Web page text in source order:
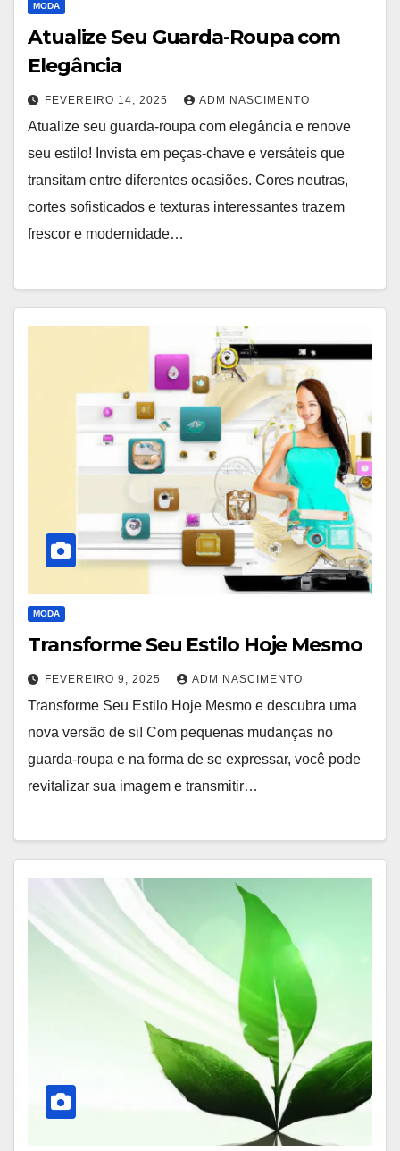
MODA
Atualize Seu Guarda-Roupa com
Elegância
FEVEREIRO 14, 2025 ADM NASCIMENTO
Atualize seu guarda-roupa com elegância e renove
seu estilo! Invista em peças-chave e versáteis que
transitam entre diferentes ocasiões. Cores neutras,
cortes sofisticados e texturas interessantes trazem
frescor e modernidade…
MODA
Transforme Seu Estilo Hoje Mesmo
FEVEREIRO 9, 2025 ADM NASCIMENTO
Transforme Seu Estilo Hoje Mesmo e descubra uma
nova versão de si! Com pequenas mudanças no
guarda-roupa e na forma de se expressar, você pode
revitalizar sua imagem e transmitir…